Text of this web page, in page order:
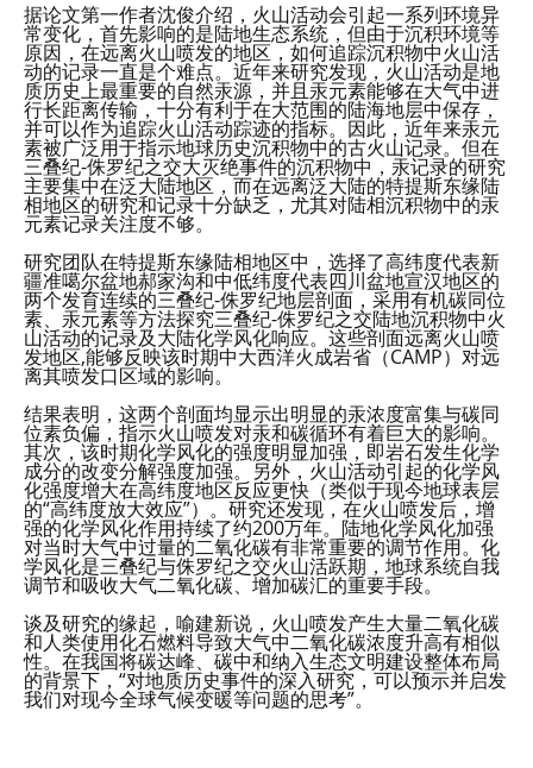
据论文第一作者沈俊介绍，火山活动会引起一系列环境异
常变化，首先影响的是陆地生态系统，但由于沉积环境等
原因，在远离火山喷发的地区，如何追踪沉积物中火山活
动的记录一直是个难点。近年来研究发现，火山活动是地
质历史上最重要的自然汞源，并且汞元素能够在大气中进
行长距离传输，十分有利于在大范围的陆海地层中保存，
并可以作为追踪火山活动踪迹的指标。因此，近年来汞元
素被广泛用于指示地球历史沉积物中的古火山记录。但在
三叠纪-侏罗纪之交大灭绝事件的沉积物中，汞记录的研究
主要集中在泛大陆地区，而在远离泛大陆的特提斯东缘陆
相地区的研究和记录十分缺乏，尤其对陆相沉积物中的汞
元素记录关注度不够。
研究团队在特提斯东缘陆相地区中，选择了高纬度代表新
疆准噶尔盆地郝家沟和中低纬度代表四川盆地宣汉地区的
两个发育连续的三叠纪-侏罗纪地层剖面，采用有机碳同位
素、汞元素等方法探究三叠纪-侏罗纪之交陆地沉积物中火
山活动的记录及大陆化学风化响应。这些剖面远离火山喷
发地区,能够反映该时期中大西洋火成岩省（CAMP）对远
离其喷发口区域的影响。
结果表明，这两个剖面均显示出明显的汞浓度富集与碳同
位素负偏，指示火山喷发对汞和碳循环有着巨大的影响。
其次，该时期化学风化的强度明显加强，即岩石发生化学
成分的改变分解强度加强。另外，火山活动引起的化学风
化强度增大在高纬度地区反应更快（类似于现今地球表层
的“高纬度放大效应”）。研究还发现，在火山喷发后，增
强的化学风化作用持续了约200万年。陆地化学风化加强
对当时大气中过量的二氧化碳有非常重要的调节作用。化
学风化是三叠纪与侏罗纪之交火山活跃期，地球系统自我
调节和吸收大气二氧化碳、增加碳汇的重要手段。
谈及研究的缘起，喻建新说，火山喷发产生大量二氧化碳
和人类使用化石燃料导致大气中二氧化碳浓度升高有相似
性。在我国将碳达峰、碳中和纳入生态文明建设整体布局
的背景下，“对地质历史事件的深入研究，可以预示并启发
我们对现今全球气候变暖等问题的思考”。